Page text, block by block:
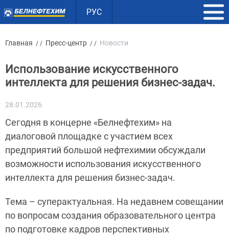
РУС
Главная / / Пресс-центр / / Новости
Использование искусственного
интеллекта для решения бизнес-задач.
28.01.2026
Сегодня в концерне «Белнефтехим» на
диалоговой площадке с участием всех
предприятий большой нефтехимии обсуждали
возможности использования искусственного
интеллекта для решения бизнес-задач.
Тема – суперактуальная. На недавнем совещании
по вопросам создания образовательного центра
по подготовке кадров перспективных